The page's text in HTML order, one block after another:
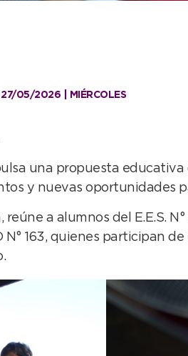
27/05/2026 | MIÉRCOLES
una propuesta
y nuevas oportunidades
a alumnos del E.E.S.
163, quienes participan